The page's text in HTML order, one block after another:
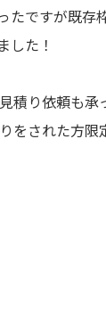
たですが既存
した！
積り依頼も承
をされた方限